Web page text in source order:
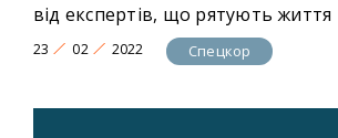
від експертів, що рятують життя
23 02 2022 Спецкор